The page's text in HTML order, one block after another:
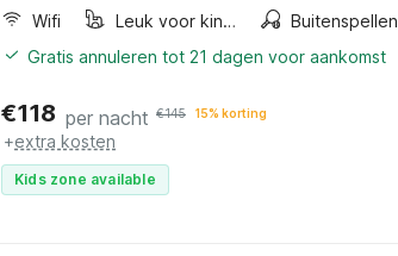
Wifi
Leuk voor kinderen Buitenspellen
Gratis annuleren tot 21 dagen voor aankomst
€118 per nacht €145 15% korting
+extra kosten
Kids zone available